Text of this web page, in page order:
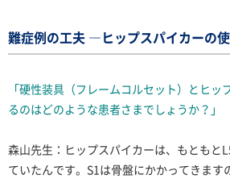
難症例の工夫 ―ヒップスパイカーの
「硬性装具（フレームコルセット）とヒ
るのはどのような患者さまでしょうか？」
森山先生：ヒップスパイカーは、もともと
ていたんです。S1は骨盤にかかってきます